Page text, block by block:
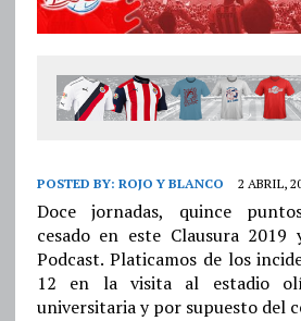
POSTED BY: ROJO Y BLANCO 2 ABRIL,
Doce jornadas, quince
cesado en este Clausura
Podcast. Platicamos de los
12 en la visita al estadio
universitaria y por supuesto del